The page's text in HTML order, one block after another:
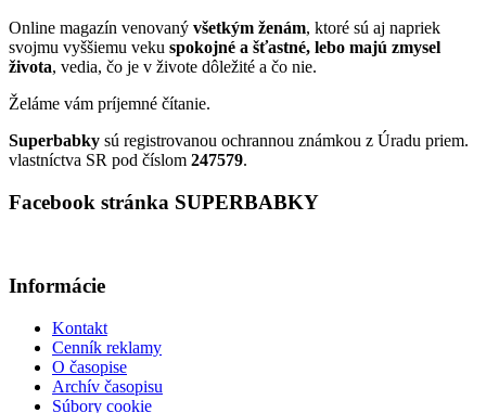
Online magazín venovaný všetkým ženám, ktoré sú aj napriek
svojmu vyššiemu veku spokojné a šťastné, lebo majú zmysel
života, vedia, čo je v živote dôležité a čo nie.
Želáme vám príjemné čítanie.
Superbabky sú registrovanou ochrannou známkou z Úradu priem.
vlastníctva SR pod číslom 247579.
Facebook stránka SUPERBABKY
Informácie
Kontakt
Cenník reklamy
O časopise
Archív časopisu
Súbory cookie